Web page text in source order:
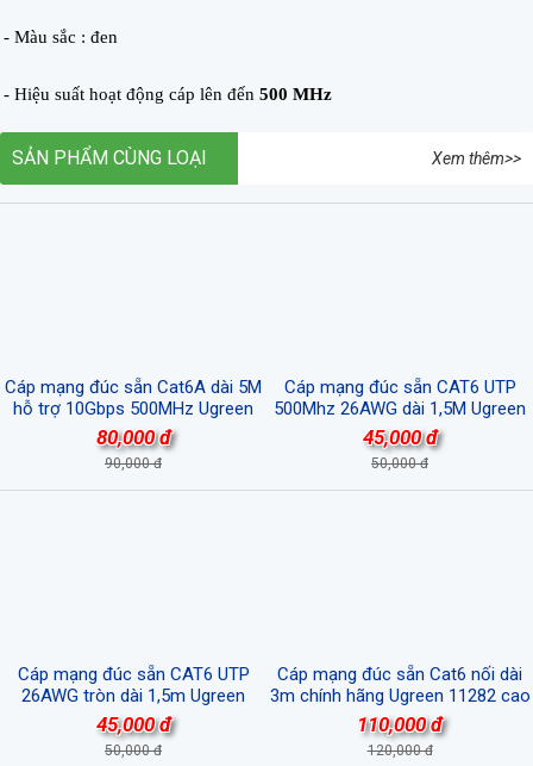
- Màu sắc : đen
- Hiệu suất hoạt động cáp lên đến 500 MHz
Xem thêm>>
SẢN PHẨM CÙNG LOẠI
Cáp mạng đúc sẵn Cat6A dài 5M
hỗ trợ 10Gbps 500MHz Ugreen
55159 cao cấp
80,000 đ
90,000 đ
Cáp mạng đúc sẵn CAT6 UTP
500Mhz 26AWG dài 1,5M Ugreen
15997 cao cấp
45,000 đ
50,000 đ
Cáp mạng đúc sẵn CAT6 UTP
26AWG tròn dài 1,5m Ugreen
60545 cao cấp
45,000 đ
50,000 đ
Cáp mạng đúc sẵn Cat6 nối dài
3m chính hãng Ugreen 11282 cao
cấp
110,000 đ
120,000 đ